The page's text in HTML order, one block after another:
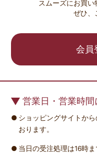
スムーズにお買い
ぜひ、
会員
営業日・営業時間
ショッピングサイトか
おります。
当日の受注処理は16時